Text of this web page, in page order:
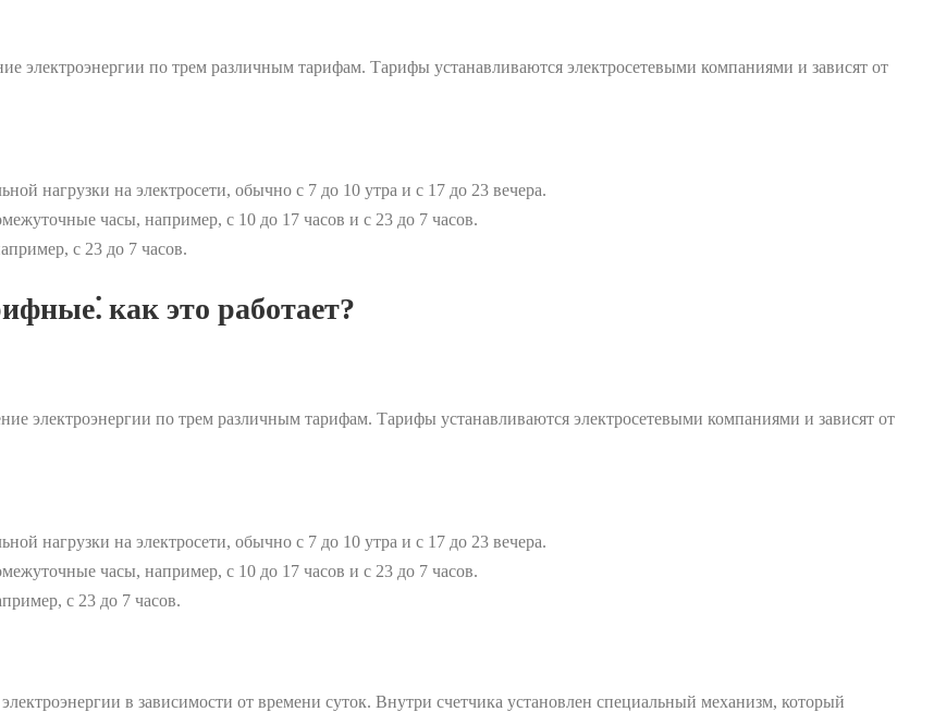
электроэнергии по трем различным тарифам. Тарифы устанавливаются электросетевыми компаниями и зависят от
нагрузки на электросети, обычно с 7 до 10 утра и с 17 до 23 вечера.
часы, например, с 10 до 17 часов и с 23 до 7 часов.
с 23 до 7 часов.
как это работает?
электроэнергии по трем различным тарифам. Тарифы устанавливаются электросетевыми компаниями и зависят от
нагрузки на электросети, обычно с 7 до 10 утра и с 17 до 23 вечера.
часы, например, с 10 до 17 часов и с 23 до 7 часов.
с 23 до 7 часов.
в зависимости от времени суток. Внутри счетчика установлен специальный механизм, который